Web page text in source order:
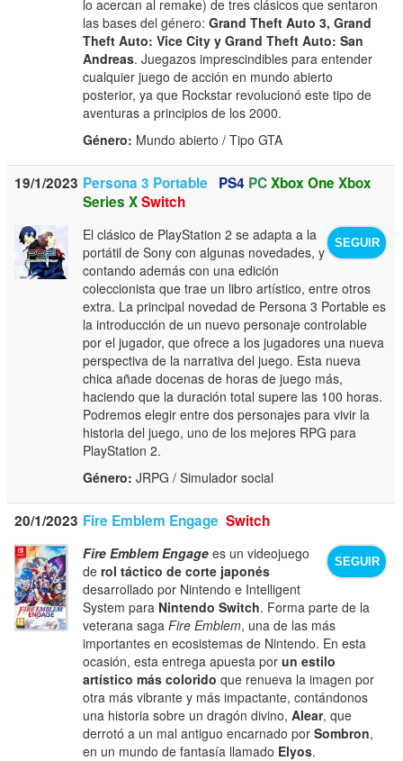
lo acercan al remake) de tres clásicos que sentaron
las bases del género:Grand Theft Auto 3, Grand
Theft Auto: Vice City y Grand Theft Auto: San
Andreas. Juegazos imprescindibles para entender
cualquier juego de acción en mundo abierto
posterior, ya que Rockstar revolucionó este tipo de
aventuras a principios de los 2000.
Género: Mundo abierto / Tipo GTA
19/1/2023 Persona 3 Portable PS4 PCXbox One Xbox
Series XSwitch
SEGUIR
El clásico de PlayStation 2 se adapta a la
portátil de Sony con algunas novedades, y
contando además con una edición
coleccionista que trae un libro artístico, entre otros
extra. La principal novedad de Persona 3 Portable es
la introducción de un nuevo personaje controlable
por el jugador, que ofrece a los jugadores una nueva
perspectiva de la narrativa del juego. Esta nueva
chica añade docenas de horas de juego más,
haciendo que la duración total supere las 100 horas.
Podremos elegir entre dos personajes para vivir la
historia del juego, uno de los mejores RPG para
PlayStation 2.
Género: JRPG / Simulador social
20/1/2023 Fire Emblem Engage Switch
SEGUIR
Fire Emblem Engage es un videojuego
derol táctico de corte japonés
desarrollado por Nintendo e Intelligent
System para Nintendo Switch. Forma parte de la
veterana sagaFire Emblem, una de las más
importantes en ecosistemas de Nintendo. En esta
ocasión, esta entrega apuesta porun estilo
artístico más colorido que renueva la imagen por
otra más vibrante y más impactante, contándonos
una historia sobre un dragón divino,Alear, que
derrotó a un mal antiguo encarnado porSombron,
en un mundo de fantasía llamado Elyos.